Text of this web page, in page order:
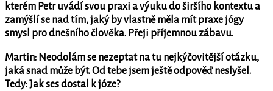
kterém Petr uvádí svou praxi a výuku do širšího kontextu a
zamýšlí se nad tím, jaký by vlastně měla mít praxe jógy
smysl pro dnešního člověka. Přeji příjemnou zábavu.
Martin: Neodolám se nezeptat na tu nejkýčovitější otázku,
jaká snad může být. Od tebe jsem ještě odpověď neslyšel.
Tedy: Jak ses dostal k józe?